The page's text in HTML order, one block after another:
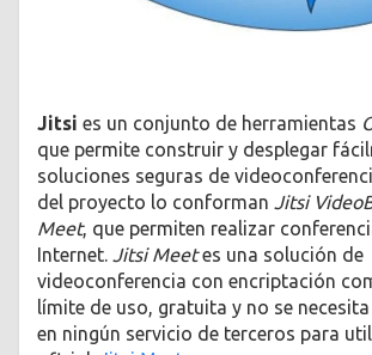
Jitsi es un conjunto de herramientas
que permite construir y desplegar
soluciones seguras de
del proyecto lo conforman Jitsi
Meet, que permiten realizar
Internet. Jitsi Meetes una solución de
videoconferencia con encriptación
límite de uso, gratuita y no se
en ningún servicio de terceros para